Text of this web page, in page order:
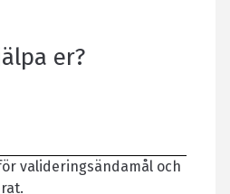
er?
valideringsändamål och